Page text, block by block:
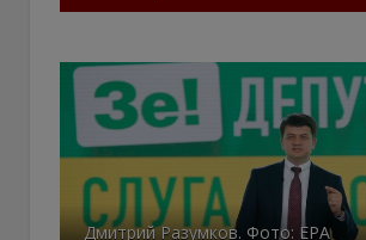
Дмитрий Разумков. Фото: ЕРА